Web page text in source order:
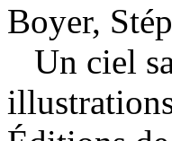
Boyer,
Un ciel